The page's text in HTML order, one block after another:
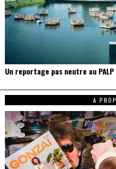
Un reportage pas neutre au PALP
A